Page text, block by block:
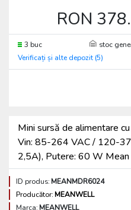
RON
3 buc stoc
Verificați și alte depozit (5)
Mini sursă de alimentare
Vin: 85-264 VAC / 120-
2,5A), Putere: 60 W
ID produs:MEANMDR6024
Producător:MEANWELL
Marca:MEANWELL